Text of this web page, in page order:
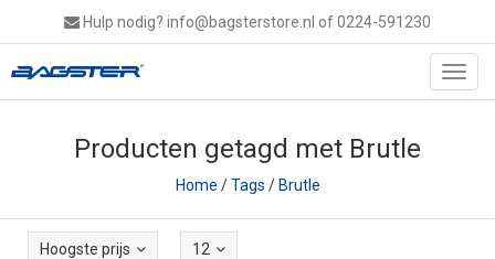
Hulp nodig? info@bagsterstore.nl of 0224-591230
Producten getagd met Brutle
Home /Tags /Brutle
Hoogste prijs 12